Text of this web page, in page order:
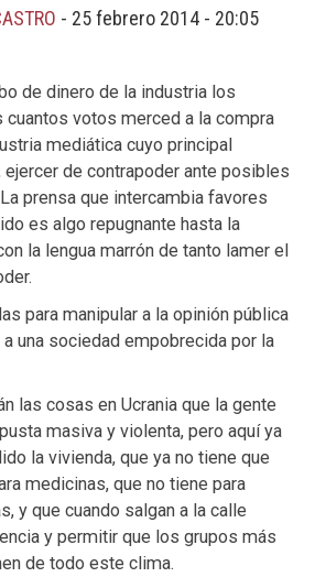
- 25 febrero 2014 - 20:05
de dinero de la industria los
cuantos votos merced a la compra
mediática cuyo principal
de contrapoder ante posibles
prensa que intercambia favores
es algo repugnante hasta la
la lengua marrón de tanto lamer el
para manipular a la opinión pública
una sociedad empobrecida por la
las cosas en Ucrania que la gente
masiva y violenta, pero aquí ya
la vivienda, que ya no tiene que
medicinas, que no tiene para
y que cuando salgan a la calle
y permitir que los grupos más
de todo este clima.